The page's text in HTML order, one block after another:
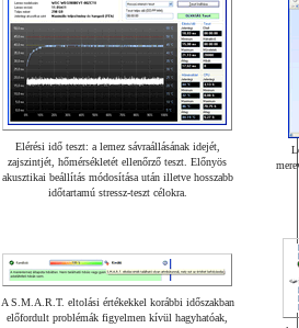
Elérési idő teszt: a lemez sávraállásának idejét,
zajszintjét, hőmérsékletét ellenőrző teszt. Előnyös
akusztikai beállítás módosítása után illetve hosszabb
időtartamú stressz-teszt célokra.
A S.M.A.R.T. eltolási értékekkel korábbi időszakban
előfordult problémák figyelmen kívül hagyhatóak,